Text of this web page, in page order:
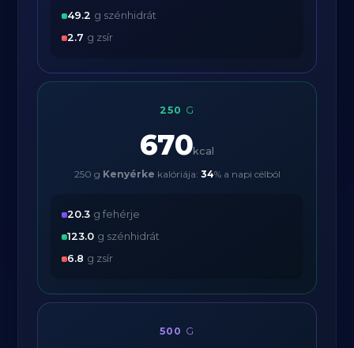
49.2 g szénhidrát
2.7 g zsír
250 G
670kcal
250 g Kenyérke kalóriája: 34% a napi célból
20.3 g fehérje
123.0 g szénhidrát
6.8 g zsír
500 G